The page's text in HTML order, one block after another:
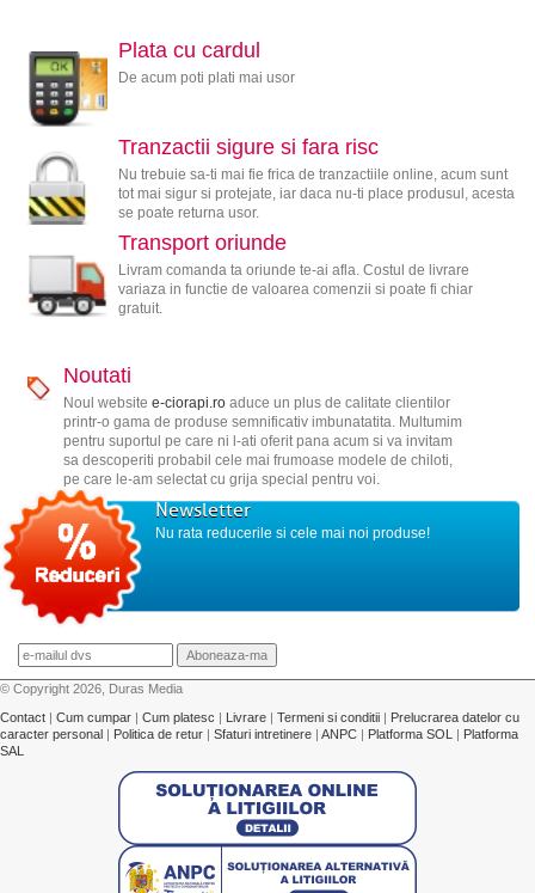
Plata cu cardul
De acum poti plati mai usor
Tranzactii sigure si fara risc
Nu trebuie sa-ti mai fie frica de tranzactiile online, acum sunt
tot mai sigur si protejate, iar daca nu-ti place produsul, acesta
se poate returna usor.
Transport oriunde
Livram comanda ta oriunde te-ai afla. Costul de livrare
variaza in functie de valoarea comenzii si poate fi chiar
gratuit.
Noutati
Noul website e-ciorapi.roaduce un plus de calitate clientilor
printr-o gama de produse semnificativ imbunatatita. Multumim
pentru suportul pe care ni l-ati oferit pana acum si va invitam
sa descoperiti probabil cele mai frumoase modele de chiloti,
pe care le-am selectat cu grija special pentru voi.
Newsletter
Nu rata reducerile si cele mai noi produse!
© Copyright 2026, Duras Media
Contact | Cum cumpar | Cum platesc | Livrare | Termeni si conditii | Prelucrarea datelor cu
caracter personal | Politica de retur | Sfaturi intretinere | ANPC | Platforma SOL | Platforma
SAL